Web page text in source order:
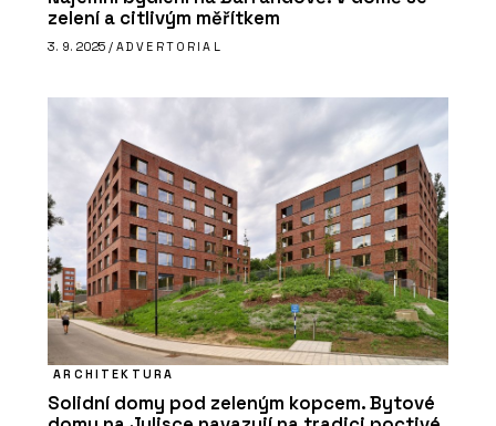
zelení a citlivým měřítkem
3. 9. 2025 / ADVERTORIAL
ARCHITEKTURA
Solidní domy pod zeleným kopcem. Bytové